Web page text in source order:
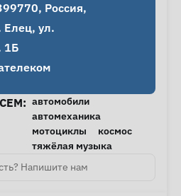
Россия,
Елец, ул.
1Б
автомобили
автомеханика
мотоциклы
космос
тяжёлая музыка
Напишите нам